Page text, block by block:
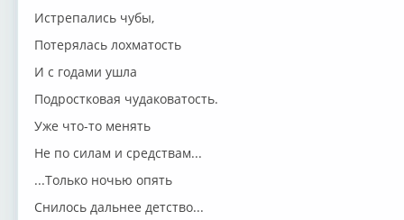
Истрепались чубы,
Потерялась лохматость
И с годами ушла
Подростковая чудаковатость.
Уже что-то менять
Не по силам и средствам...
...Только ночью опять
Снилось дальнее детство...